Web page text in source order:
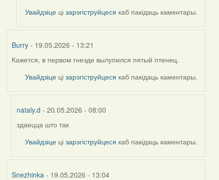
Увайдзіце цізарэгіструйцеся каб пакідаць каментары.
Burry- 19.05.2026 - 13:21
Кажется, в первом гнезде вылупился пятый птенец.
Увайдзіце цізарэгіструйцеся каб пакідаць каментары.
nataly.d - 20.05.2026 - 08:00
In
reply
by
здаецца што так
Увайдзіце цізарэгіструйцеся каб пакідаць каментары.
Snezhinka - 19.05.2026 - 13:04